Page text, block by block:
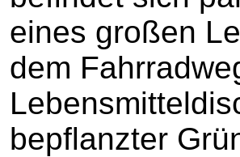
eines großen
dem
bepflanzter